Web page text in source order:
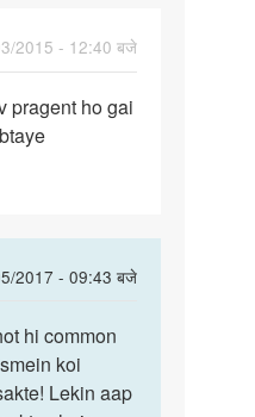
2015 - 12:40 बजे
pragent ho gai
2017 - 09:43 बजे
hi common
koi
Lekin aap